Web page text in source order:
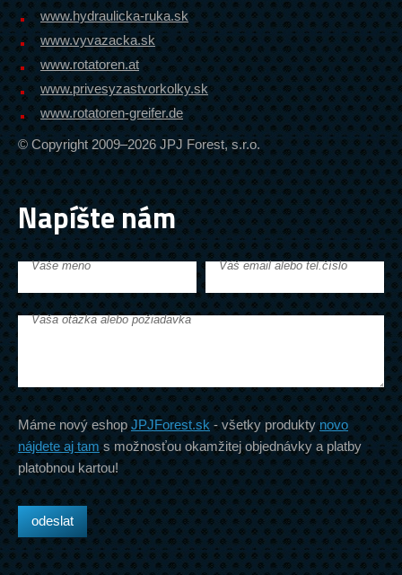
www.hydraulicka-ruka.sk
www.vyvazacka.sk
www.rotatoren.at
www.privesyzastvorkolky.sk
www.rotatoren-greifer.de
© Copyright 2009–2026 JPJ Forest, s.r.o.
Napíšte nám
Vaše meno Váš email alebo tel.číslo
Vaša otázka alebo požiadavka
Máme nový eshopJPJForest.sk- všetky produktynovo
nájdete aj tams možnosťou okamžitej objednávky a platby
platobnou kartou!